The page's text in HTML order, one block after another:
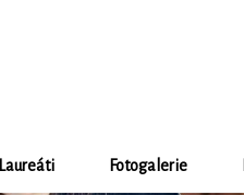
Laureáti Fotogalerie